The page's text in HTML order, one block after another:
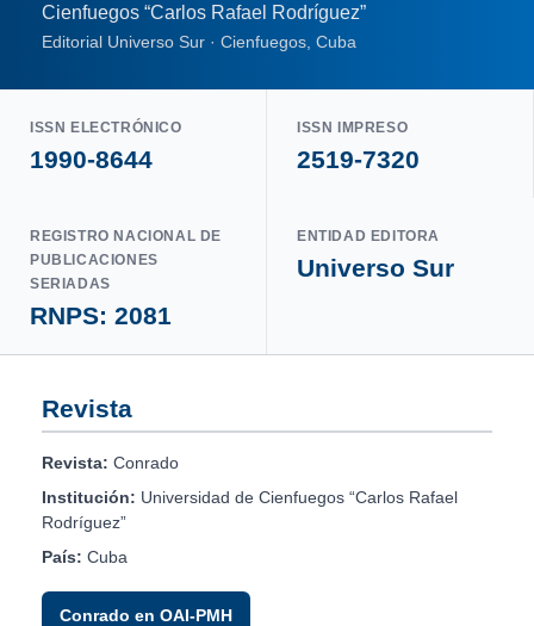
Cienfuegos “Carlos Rafael Rodríguez”
Editorial Universo Sur · Cienfuegos, Cuba
ISSN ELECTRÓNICO
1990-8644
ISSN IMPRESO
2519-7320
REGISTRO NACIONAL DE
PUBLICACIONES
SERIADAS
RNPS: 2081
ENTIDAD EDITORA
Universo Sur
Revista
Revista: Conrado
Institución: Universidad de Cienfuegos “Carlos Rafael
Rodríguez”
País: Cuba
Conrado en OAI-PMH